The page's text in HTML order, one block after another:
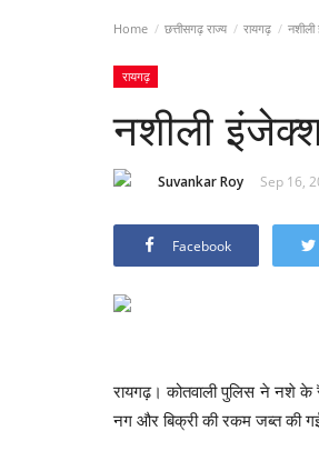
Home छत्तीसगढ़ राज्य रायगढ़ नशीली
रायगढ़
नशीली
Suvankar Roy Sep 16,
Facebook
रायगढ़। कोतवाली पुलिस ने नशे
नग और बिक्री की रकम जब्त की गई